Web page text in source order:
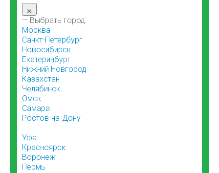
×
— Выбрать город:
Москва
Санкт-Петербург
Новосибирск
Екатеринбург
Нижний Новгород
Казахстан
Челябинск
Омск
Самара
Ростов-на-Дону
Уфа
Красноярск
Воронеж
Пермь